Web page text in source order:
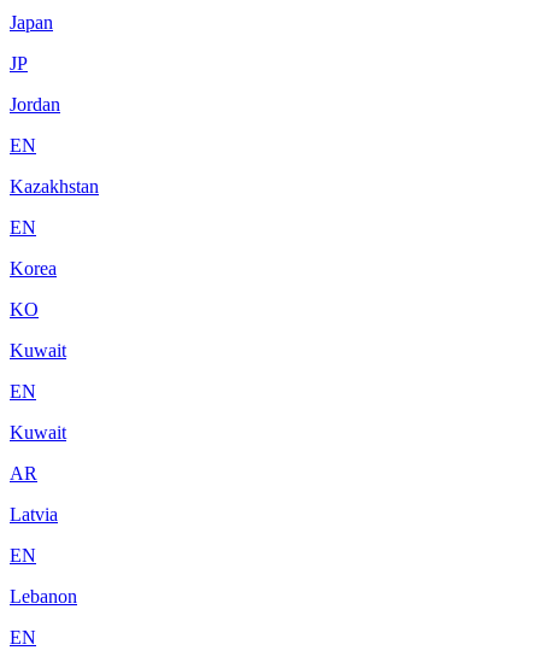
Japan
JP
Jordan
EN
Kazakhstan
EN
Korea
KO
Kuwait
EN
Kuwait
AR
Latvia
EN
Lebanon
EN